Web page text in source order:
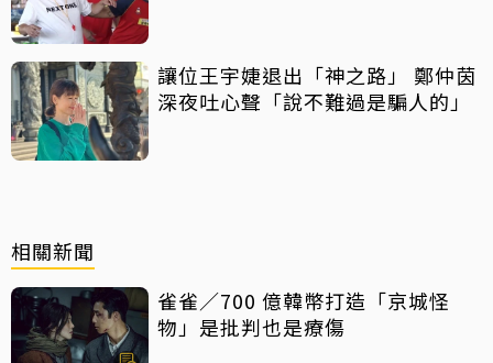
讓位王宇婕退出「神之路」 鄭仲茵
深夜吐心聲「說不難過是騙人的」
相關新聞
雀雀／700 億韓幣打造「京城怪
物」是批判也是療傷